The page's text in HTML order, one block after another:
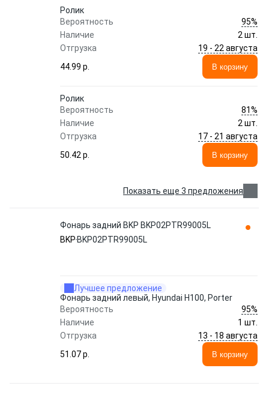
Ролик
Вероятность
95%
Наличие
2 шт.
Отгрузка
19 - 22 августа
44.99 p.
В корзину
Ролик
Вероятность
81%
Наличие
2 шт.
Отгрузка
17 - 21 августа
50.42 p.
В корзину
Показать еще 3 предложения
Фонарь задний BKP BKP02PTR99005L
BKP BKP02PTR99005L
Лучшее предложение
Фонарь задний левый, Hyundai H100, Porter
Вероятность
95%
Наличие
1 шт.
Отгрузка
13 - 18 августа
51.07 p.
В корзину